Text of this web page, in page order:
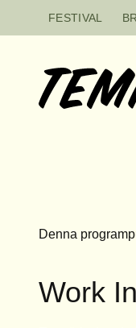
FESTIVAL
Denna
Work